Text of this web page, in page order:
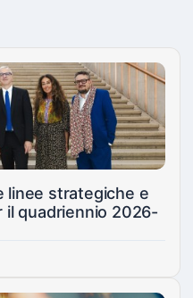
linee strategiche e
quadriennio 2026-